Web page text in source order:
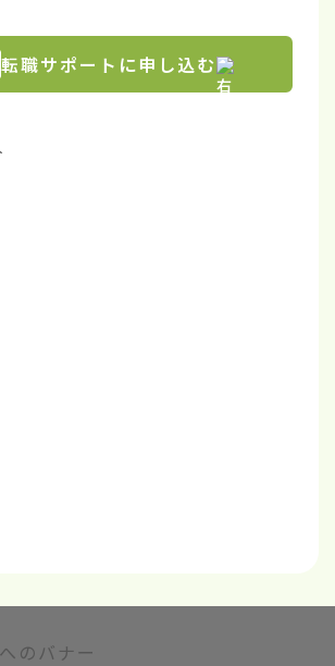
転職サポートに申し込む